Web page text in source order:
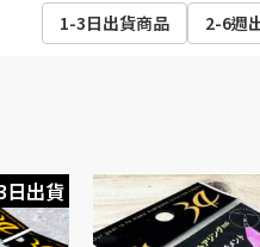
1-3日出貨商品 2-6週
日出貨